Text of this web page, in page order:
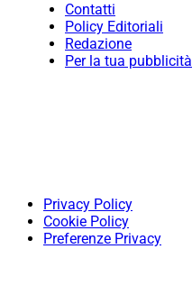
Contatti
Policy Editoriali
Redazione
Per la tua pubblicità
Privacy Policy
Cookie Policy
Preferenze Privacy